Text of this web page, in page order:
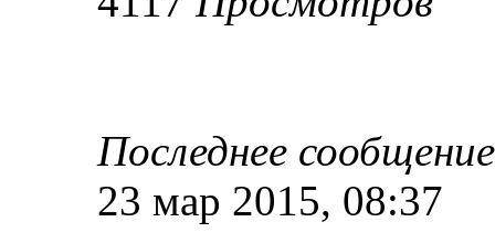
Последнее сообщение
23 мар 2015, 08:37